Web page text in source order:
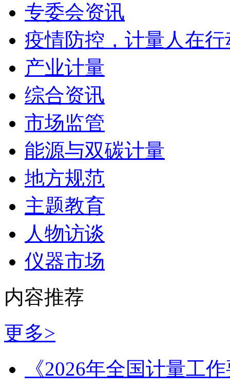
专委会资讯
疫情防控，计量人在行
产业计量
综合资讯
市场监管
能源与双碳计量
地方规范
主题教育
人物访谈
仪器市场
内容推荐
更多>
《2026年全国计量工